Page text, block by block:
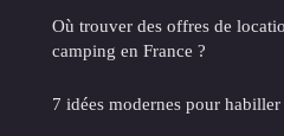
Où trouver des offres de
camping en France ?
7 idées modernes pour